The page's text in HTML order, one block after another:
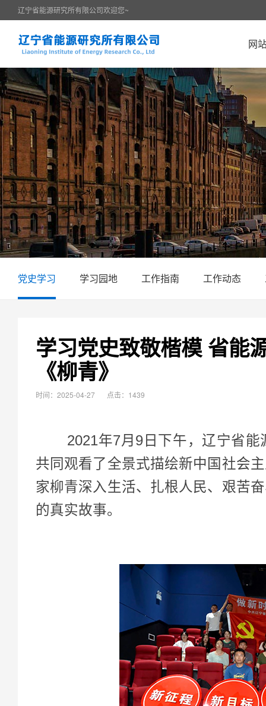
辽宁省能源研究所有限公司欢迎您~
网
党史学习 学习园地 工作指南 工作动态
学习党史致敬楷模 省能
《柳青》
时间：2025-04-27 点击：1439
2021年7月9日下午，辽宁省能
共同观看了全景式描绘新中国社会
家柳青深入生活、扎根人民、艰苦
的真实故事。